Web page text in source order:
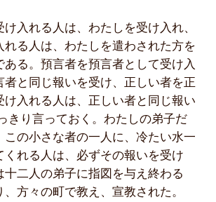
入れる人は、わたしを受け入れ、
れる人は、わたしを遣わされた方を
ある。預言者を預言者として受け入
者と同じ報いを受け、正しい者を正
け入れる人は、正しい者と同じ報い
きり言っておく。わたしの弟子だ
この小さな者の一人に、冷たい水一
くれる人は、必ずその報いを受け
十二人の弟子に指図を与え終わる
、方々の町で教え、宣教された。